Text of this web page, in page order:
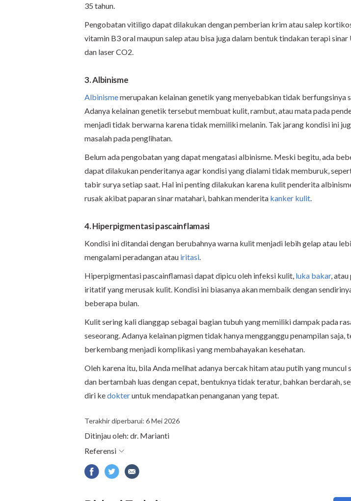
35 tahun.
Pengobatan vitiligo dapat dilakukan dengan pemberian krim atau salep
vitamin B3 oral maupun salep atau bisa juga dalam bentuk tindakan terapi
dan laser CO2.
3. Albinisme
Albinismemerupakan kelainan genetik yang menyebabkan tidak berfungsinya
Adanya kelainan genetik tersebut membuat kulit, rambut, atau mata pada
menjadi tidak berwarna karena tidak memiliki melanin. Tak jarang kondisi ini
masalah pada penglihatan.
Belum ada pengobatan yang dapat mengatasi albinisme. Meski begitu, ada
dapat dilakukan penderitanya agar kondisi yang dialami tidak memburuk,
tabir surya setiap saat. Hal ini penting dilakukan karena kulit penderita
rusak akibat paparan sinar matahari, bahkan menderita kanker kulit.
4. Hiperpigmentasi pascainflamasi
Kondisi ini ditandai dengan berubahnya warna kulit menjadi lebih gelap atau
mengalami peradangan atau iritasi.
Hiperpigmentasi pascainflamasi dapat dipicu oleh infeksi kulit, luka bakar, atau
iritatif yang merusak kulit. Kondisi ini biasanya akan membaik dengan
beberapa bulan.
Kulit sering kali dianggap sebagai bagian tubuh yang memiliki dampak pada
seseorang. Adanya kelainan pigmen tidak hanya mengganggu penampilan saja,
berkembang menjadi komplikasi yang membahayakan kesehatan.
Oleh karena itu, bila Anda melihat adanya bercak hitam atau putih yang
dan bertambah luas dengan cepat, bentuknya tidak teratur, bahkan berdarah,
diri kedokteruntuk mendapatkan penanganan yang tepat.
Terakhir diperbarui: 6 Mei 2026